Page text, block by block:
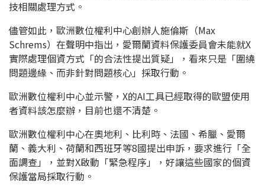
技相關處理方式。
儘管如此，歐洲數位權利中心創辦人施倫斯（Max
Schrems）在聲明中指出，愛爾蘭資料保護委員會未能就X
實際處理個資方式「的合法性提出質疑」，看來只是「圍繞
問題邊緣、而非針對問題核心」採取行動。
歐洲數位權利中心並示警，X的AI工具已經取得的歐盟使用
者資料該怎麼辦，目前也還不清楚。
歐洲數位權利中心在奧地利、比利時、法國、希臘、愛爾
蘭、義大利、荷蘭和西班牙等8國提出申訴，要求進行「全
面調查」，並對X啟動「緊急程序」，好讓這些國家的個資
保護當局採取行動。